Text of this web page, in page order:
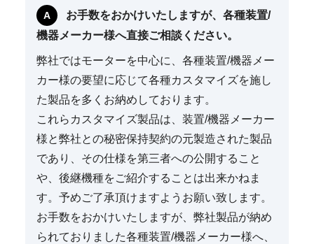
お手数をおかけいたしますが、各種装置/
機器メーカー様へ直接ご相談ください。
弊社ではモーターを中心に、各種装置/機器メー
カー様の要望に応じて各種カスタマイズを施し
た製品を多くお納めしております。
これらカスタマイズ製品は、装置/機器メーカー
様と弊社との秘密保持契約の元製造された製品
であり、その仕様を第三者への公開すること
や、後継機種をご紹介することは出来かねま
す。予めご了承頂けますようお願い致します。
お手数をおかけいたしますが、弊社製品が納め
られておりました各種装置/機器メーカー様へ、